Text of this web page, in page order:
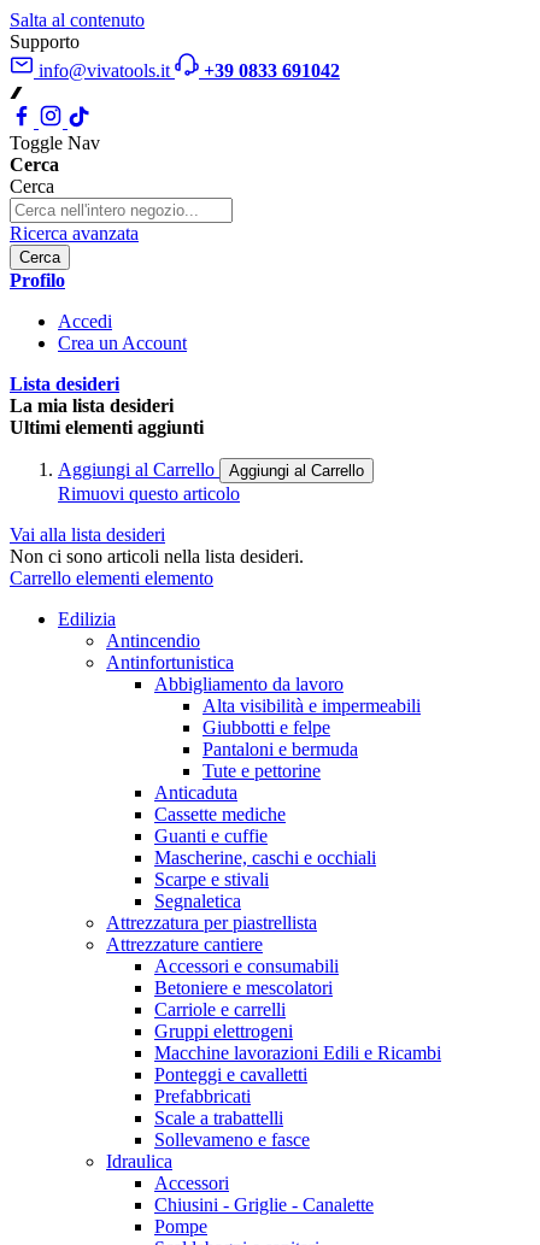
Salta al contenuto
Supporto
info@vivatools.it
+39 0833 691042
Toggle Nav
Cerca
Cerca
Ricerca avanzata
Cerca
Profilo
Accedi
Crea un Account
Lista desideri
La mia lista desideri
Ultimi elementi aggiunti
Aggiungi al Carrello Aggiungi al Carrello
Rimuovi questo articolo
Vai alla lista desideri
Non ci sono articoli nella lista desideri.
Carrello elementi elemento
Edilizia
Antincendio
Antinfortunistica
Abbigliamento da lavoro
Alta visibilità e impermeabili
Giubbotti e felpe
Pantaloni e bermuda
Tute e pettorine
Anticaduta
Cassette mediche
Guanti e cuffie
Mascherine, caschi e occhiali
Scarpe e stivali
Segnaletica
Attrezzatura per piastrellista
Attrezzature cantiere
Accessori e consumabili
Betoniere e mescolatori
Carriole e carrelli
Gruppi elettrogeni
Macchine lavorazioni Edili e Ricambi
Ponteggi e cavalletti
Prefabbricati
Scale a trabattelli
Sollevameno e fasce
Idraulica
Accessori
Chiusini - Griglie - Canalette
Pompe